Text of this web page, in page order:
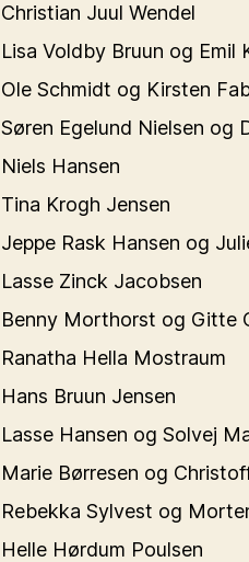
Christian Juul Wendel
Lisa Voldby Bruun og Emil
Ole Schmidt og Kirsten
Søren Egelund Nielsen og
Niels Hansen
Tina Krogh Jensen
Jeppe Rask Hansen og
Lasse Zinck Jacobsen
Benny Morthorst og Gitte
Ranatha Hella Mostraum
Hans Bruun Jensen
Lasse Hansen og Solvej
Marie Børresen og
Rebekka Sylvest og
Helle Hørdum Poulsen